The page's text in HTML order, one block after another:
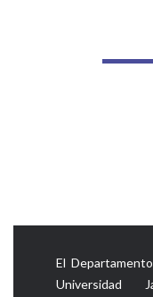
El
Universidad